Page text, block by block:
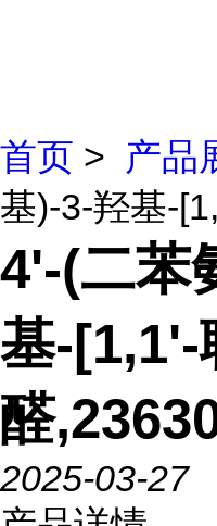
首页 > 产品
基)-3-羟基-
4'-(二苯
基-[1,1'-
醛
2025-03-27